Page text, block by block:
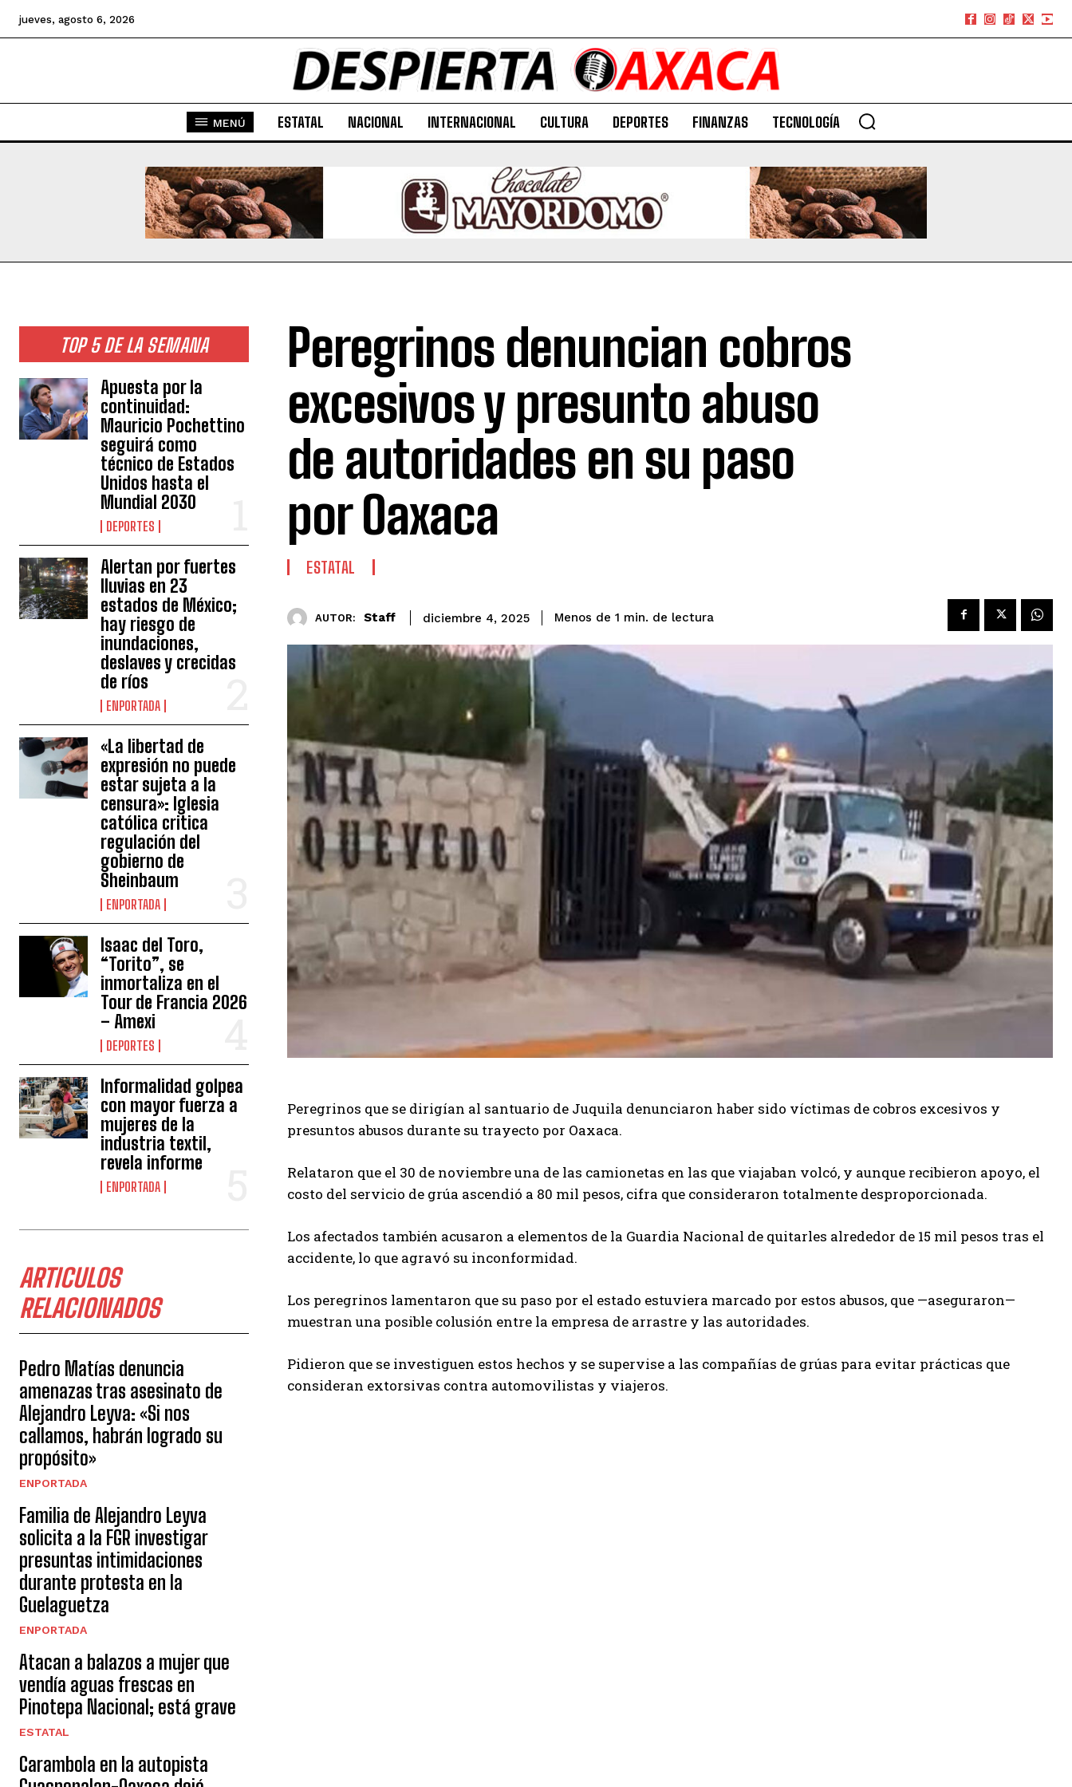
jueves, agosto 6, 2026
MENÚ ESTATAL NACIONAL INTERNACIONAL CULTURA DEPORTES FINANZAS TECNOLOGÍA
TOP 5 DE LA SEMANA
Apuesta por la
continuidad:
Mauricio Pochettino
seguirá como
técnico de Estados
Unidos hasta el
Mundial 2030
DEPORTES
Alertan por fuertes
lluvias en 23
estados de México;
hay riesgo de
inundaciones,
deslaves y crecidas
de ríos
ENPORTADA
«La libertad de
expresión no puede
estar sujeta a la
censura»: Iglesia
católica critica
regulación del
gobierno de
Sheinbaum
ENPORTADA
Isaac del Toro,
“Torito”, se
inmortaliza en el
Tour de Francia 2026
– Amexi
DEPORTES
Informalidad golpea
con mayor fuerza a
mujeres de la
industria textil,
revela informe
ENPORTADA
ARTICULOS
RELACIONADOS
Pedro Matías denuncia
amenazas tras asesinato de
Alejandro Leyva: «Si nos
callamos, habrán logrado su
propósito»
ENPORTADA
Familia de Alejandro Leyva
solicita a la FGR investigar
presuntas intimidaciones
durante protesta en la
Guelaguetza
ENPORTADA
Atacan a balazos a mujer que
vendía aguas frescas en
Pinotepa Nacional; está grave
ESTATAL
Carambola en la autopista
Peregrinos denuncian cobros
excesivos y presunto abuso
de autoridades en su paso
por Oaxaca
ESTATAL
AUTOR: Staff diciembre 4, 2025 Menos de 1 min. de lectura
Peregrinos que se dirigían al santuario de Juquila denunciaron haber sido víctimas de cobros excesivos y
presuntos abusos durante su trayecto por Oaxaca.
Relataron que el 30 de noviembre una de las camionetas en las que viajaban volcó, y aunque recibieron apoyo, el
costo del servicio de grúa ascendió a 80 mil pesos, cifra que consideraron totalmente desproporcionada.
Los afectados también acusaron a elementos de la Guardia Nacional de quitarles alrededor de 15 mil pesos tras el
accidente, lo que agravó su inconformidad.
Los peregrinos lamentaron que su paso por el estado estuviera marcado por estos abusos, que —aseguraron—
muestran una posible colusión entre la empresa de arrastre y las autoridades.
Pidieron que se investiguen estos hechos y se supervise a las compañías de grúas para evitar prácticas que
consideran extorsivas contra automovilistas y viajeros.